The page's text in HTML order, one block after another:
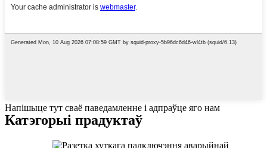
Напішыце тут сваё паведамленне і адпраўце яго нам
Катэгорыі прадуктаў